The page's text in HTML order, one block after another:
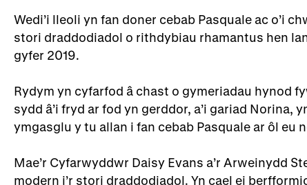
Wedi’i lleoli yn fan doner cebab Pasquale ac o’i
stori draddodiadol o rithdybiau rhamantus hen
gyfer 2019.
Rydym yn cyfarfod â chast o gymeriadau hynod
sydd â’i fryd ar fod yn gerddor, a’i gariad Norina,
ymgasglu y tu allan i fan cebab Pasquale ar ôl eu
Mae’r Cyfarwyddwr Daisy Evans a’r Arweinydd
modern i’r stori draddodiadol. Yn cael ei